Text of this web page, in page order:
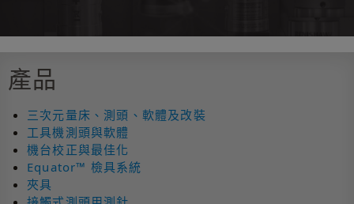
產品
三次元量床、測頭、軟體及改裝
工具機測頭與軟體
機台校正與最佳化
Equator™ 檢具系統
夾具